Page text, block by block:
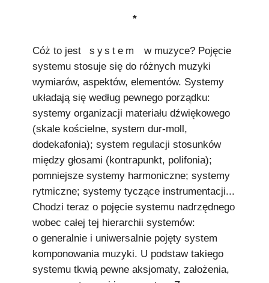
*
Cóż to jest system
w muzyce? Pojęcie
systemu stosuje się do różnych muzyki
wymiarów, aspektów, elementów. Systemy
układają się według pewnego porządku:
systemy organizacji materiału dźwiękowego
(skale kościelne, system dur-moll,
dodekafonia); system regulacji stosunków
między głosami (kontrapunkt, polifonia);
pomniejsze systemy harmoniczne; systemy
rytmiczne; systemy tyczące instrumentacji...
Chodzi teraz o pojęcie systemu nadrzędnego
wobec całej tej hierarchii systemów:
o generalnie i uniwersalnie pojęty system
komponowania muzyki. U podstaw takiego
systemu tkwią pewne aksjomaty, założenia,